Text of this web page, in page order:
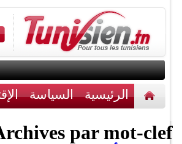
الرئيسية السياسة
أخبار مختلفة
par mot-clef :